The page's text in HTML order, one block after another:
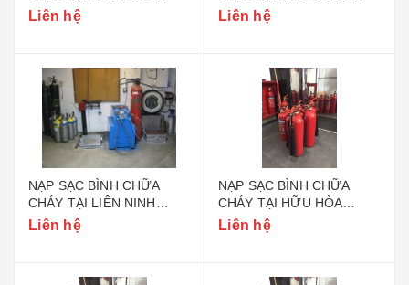
HUYỆN THANH TRÌ HÀ
Liên hệ
NGHIỆP NGỌC HỒI
HUYỆN THANH TRÌ
Liên hệ
NẠP SẠC BÌNH CHỮA
CHÁY TẠI LIÊN NINH
HUYỆN THANH TRÌ HÀ
Liên hệ
NẠP SẠC BÌNH CHỮA
CHÁY TẠI HỮU HÒA
HUYỆN THANH TRÌ HÀ
Liên hệ